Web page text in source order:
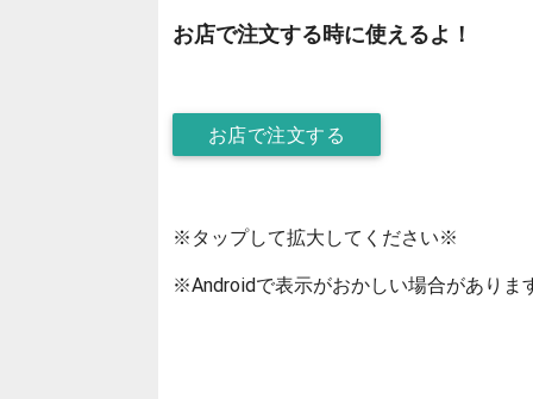
お店で注文する時に使えるよ！
お店で注文する
※タップして拡大してください※
※Androidで表示がおかしい場合があり